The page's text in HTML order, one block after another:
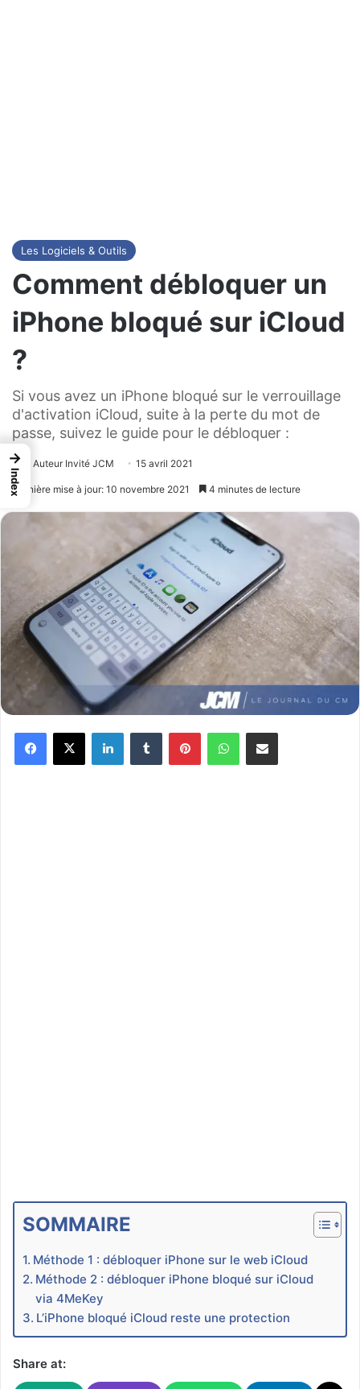
Les Logiciels & Outils
Comment débloquer un
iPhone bloqué sur iCloud
?
Si vous avez un iPhone bloqué sur le verrouillage
d'activation iCloud, suite à la perte du mot de
passe, suivez le guide pour le débloquer :
Auteur Invité JCM 15 avril 2021
Dernière mise à jour: 10 novembre 2021 4 minutes de lecture
SOMMAIRE
Méthode 1 : débloquer iPhone sur le web iCloud
Méthode 2 : débloquer iPhone bloqué sur iCloud
via 4MeKey
L’iPhone bloqué iCloud reste une protection
Share at:
→
Index